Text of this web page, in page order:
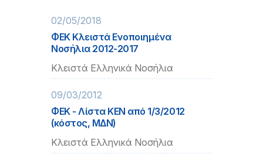
02/05/2018
ΦΕΚ Κλειστά Ενοποιημένα
Νοσήλια 2012-2017
Κλειστά Ελληνικά Νοσήλια
09/03/2012
ΦΕΚ - Λίστα ΚΕΝ από 1/3/2012
(κόστος, ΜΔΝ)
Κλειστά Ελληνικά Νοσήλια